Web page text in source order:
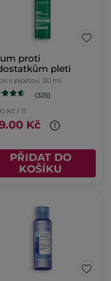
proti
pleti
s pipetou 30 ml
(325)
Kč / 1l
Kč
PŘIDAT DO
KOŠÍKU